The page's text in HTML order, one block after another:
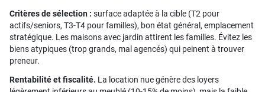
Critères de sélection : surface adaptée à la cible (T2 pour
actifs/seniors, T3-T4 pour familles), bon état général, emplacement
stratégique. Les maisons avec jardin attirent les familles. Évitez les
biens atypiques (trop grands, mal agencés) qui peinent à trouver
preneur.
Rentabilité et fiscalité. La location nue génère des loyers